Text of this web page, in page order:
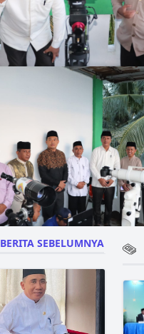
BERITA SEBELUMNYA